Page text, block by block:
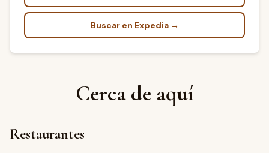
Buscar en Expedia →
Cerca de aquí
Restaurantes